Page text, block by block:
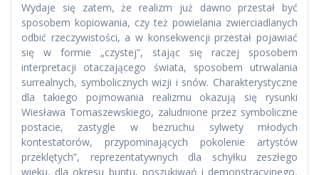
Wydaje się zatem, że realizm już dawno przestał być
sposobem kopiowania, czy też powielania zwierciadlanych
odbić rzeczywistości, a w konsekwencji przestał pojawiać
się w formie „czystej”, stając się raczej sposobem
interpretacji otaczającego świata, sposobem utrwalania
surrealnych, symbolicznych wizji i snów. Charakterystyczne
dla takiego pojmowania realizmu okazują się rysunki
Wiesława Tomaszewskiego, zaludnione przez symboliczne
postacie, zastygle w bezruchu sylwety młodych
kontestatorów, przypominających pokolenie artystów
przeklętych”, reprezentatywnych dla schyłku zeszłego
wieku, dla okresu buntu, poszukiwań i demonstracyjnego,